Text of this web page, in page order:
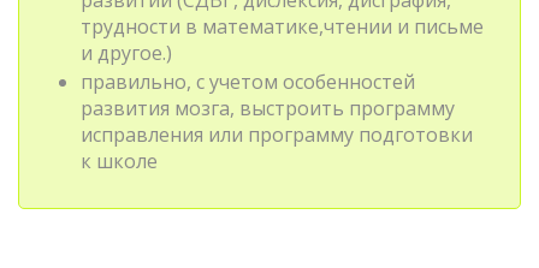
трудности в математике,чтении и письме
и другое.)
правильно, с учетом особенностей
развития мозга, выстроить программу
исправления или программу подготовки
к школе